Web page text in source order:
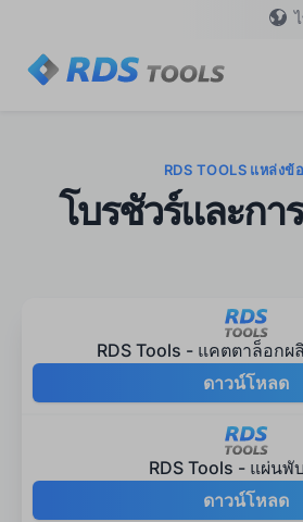
RDS TOOLS แหล่งข้
โบรชัวร์และกา
RDS Tools - แคตตาล็อก
ดาวน์โหลด
RDS Tools - แผ่นพับ
ดาวน์โหลด